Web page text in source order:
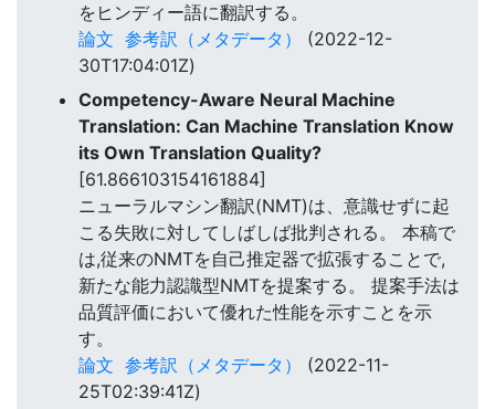
をヒンディー語に翻訳する。
論文 参考訳（メタデータ）
(2022-12-
30T17:04:01Z)
Competency-Aware Neural Machine
Translation: Can Machine Translation Know
its Own Translation Quality?
[61.866103154161884]
ニューラルマシン翻訳(NMT)は、意識せずに起
こる失敗に対してしばしば批判される。 本稿で
は,従来のNMTを自己推定器で拡張することで,
新たな能力認識型NMTを提案する。 提案手法は
品質評価において優れた性能を示すことを示
す。
論文 参考訳（メタデータ）
(2022-11-
25T02:39:41Z)